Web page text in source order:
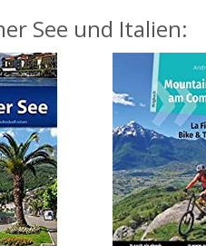
See und Italien: